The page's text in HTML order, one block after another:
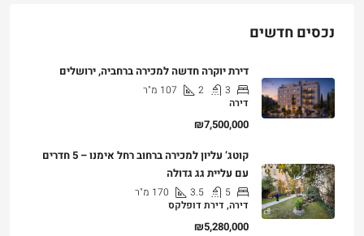
נכסים חדשים
דירת יוקרה חדשה למכירה ברחביה, ירושלים
3
2
107 מ"ר
דירה
₪7,500,000
קוטג’ עליון למכירה ברחוב רחל אימנו – 5 חדרים
עם עליית גג גדולה
5
3.5
170 מ"ר
דירה, דירת דופלקס
₪5,280,000